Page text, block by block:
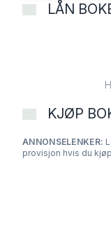
LÅN
KJØP
ANNONSELENKER:
provisjon hvis du